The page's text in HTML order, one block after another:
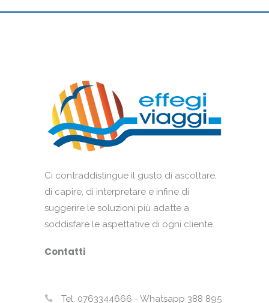
Ci contraddistingue il gusto di ascoltare,
di capire, di interpretare e infine di
suggerire le soluzioni più adatte a
soddisfare le aspettative di ogni cliente.
Contatti
Tel. 0763344666 - Whatsapp 388 895